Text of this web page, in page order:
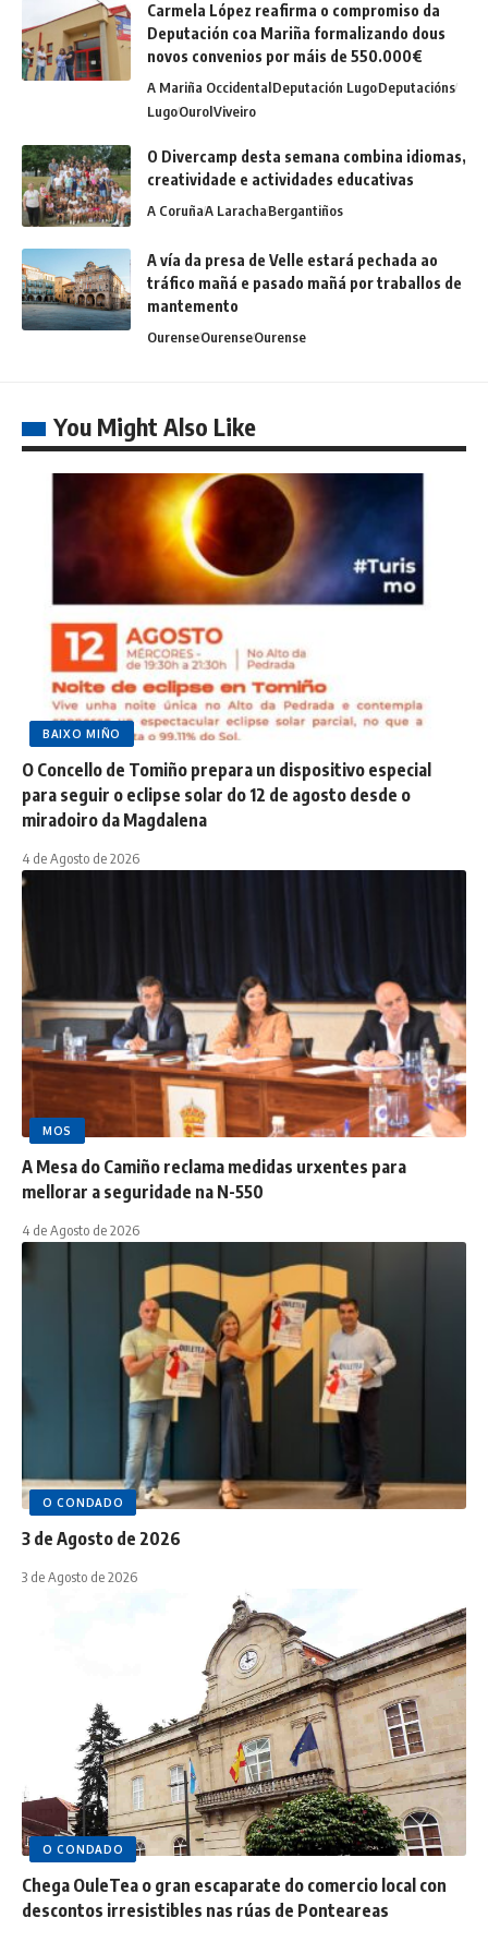
Carmela López reafirma o compromiso da
Deputación coa Mariña formalizando dous
novos convenios por máis de 550.000€
A Mariña OccidentalDeputación LugoDeputacións
LugoOurolViveiro
O Divercamp desta semana combina idiomas,
creatividade e actividades educativas
A CoruñaA LarachaBergantiños
A vía da presa de Velle estará pechada ao
tráfico mañá e pasado mañá por traballos de
mantemento
OurenseOurenseOurense
You Might Also Like
BAIXO MIÑO
O Concello de Tomiño prepara un dispositivo especial
para seguir o eclipse solar do 12 de agosto desde o
miradoiro da Magdalena
4 de Agosto de 2026
MOS
A Mesa do Camiño reclama medidas urxentes para
mellorar a seguridade na N-550
4 de Agosto de 2026
O CONDADO
3 de Agosto de 2026
3 de Agosto de 2026
O CONDADO
Chega OuleTea o gran escaparate do comercio local con
descontos irresistibles nas rúas de Ponteareas